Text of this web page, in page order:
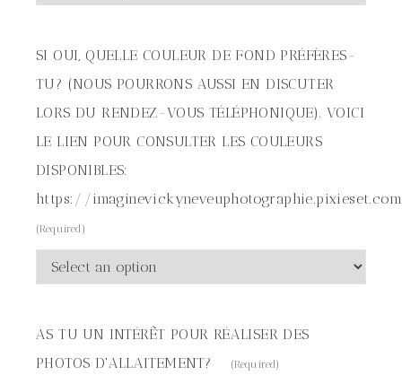
SI OUI, QUELLE COULEUR DE FOND PRÉFÈRES-
TU? (NOUS POURRONS AUSSI EN DISCUTER
LORS DU RENDEZ-VOUS TÉLÉPHONIQUE). VOICI
LE LIEN POUR CONSULTER LES COULEURS
DISPONIBLES:
https://
(Required)
AS TU UN INTÉRÊT POUR RÉALISER DES
PHOTOS D'ALLAITEMENT?
(Required)